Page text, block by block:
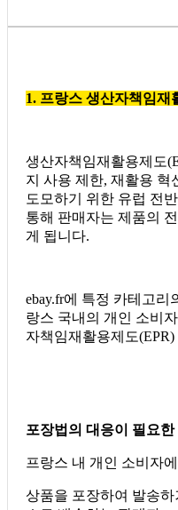
1. 프랑스 생산자책임재
생산자책임재활용제도
지 사용 제한, 재활용 혁
도모하기 위한 유럽 전
통해 판매자는 제품의
게 됩니다.
ebay.fr에 특정 카테고리
랑스 국내의 개인 소비
자책임재활용제도
포장법의 대응이 필요한
프랑스 내 개인 소비자
상품을 포장하여 발송